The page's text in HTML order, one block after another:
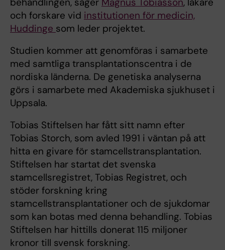
och forskare vid institutionen för medicin,
Huddinge som leder projektet.
Studien kommer att genomföras i samarbete
med samtliga transplantationscentra i de
nordiska länderna. De genetiska analyserna
görs i samarbete med Akademiska sjukhuset i
Uppsala.
Tobias Stiftelsen har fått sitt namn efter
Tobias Storch, som avled 1991 i väntan på att
hitta en givare för stamcellstransplantation.
Stiftelsen har startat det svenska
stamcellsregistret, Tobias Registret, och
stöder forskning kring
stamcellstransplantationer och de sjukdomar
som kan botas med denna behandling. Tobias
Stiftelsen har hittills donerat 115 miljoner
kronor till svensk forskning.